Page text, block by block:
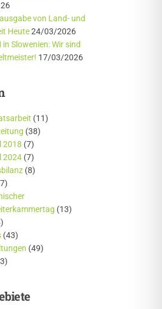
von Land- und
Heute 24/03/2026
in Slowenien: Wir sind
17/03/2026
(11)
(38)
2018 (7)
2024(7)
(8)
(13)
(43)
(49)